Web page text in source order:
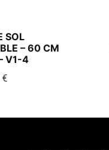
SOL
– 60 CM
V1-4
€